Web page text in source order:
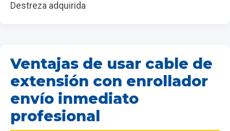
Destreza adquirida
Ventajas de usar cable de
extensión con enrollador
envío inmediato
profesional